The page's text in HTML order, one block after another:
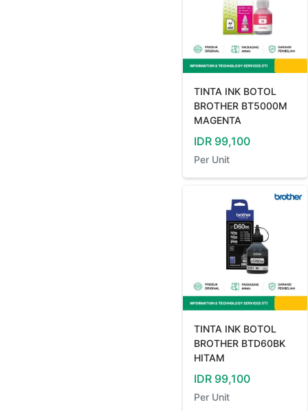
TINTA INK BOTOL
BROTHER BT5000M
MAGENTA
IDR 99,100
Per Unit
TINTA INK BOTOL
BROTHER BTD60BK
HITAM
IDR 99,100
Per Unit